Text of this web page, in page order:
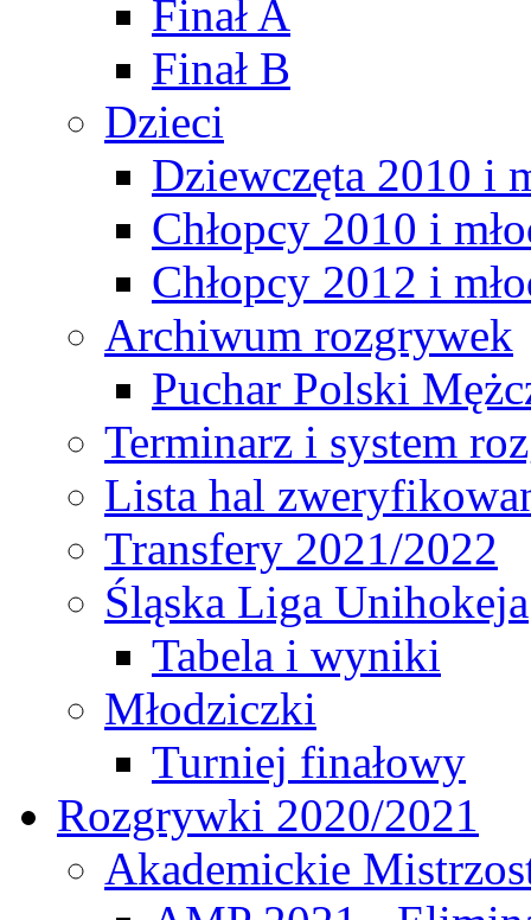
Finał A
Finał B
Dzieci
Dziewczęta 2010 i
Chłopcy 2010 i
Chłopcy 2012 i
Archiwum rozgrywek
Puchar Polski
Terminarz i system
Lista hal
Transfery 2021/2022
Śląska Liga Unihokeja
Tabela i wyniki
Młodziczki
Turniej finałowy
Rozgrywki 2020/2021
Akademickie